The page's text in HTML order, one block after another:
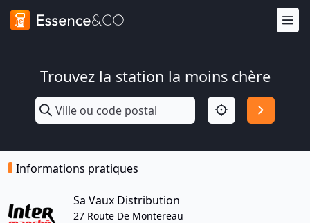
Trouvez la station la moins chère
Informations pratiques
Sa Vaux Distribution
27 Route De Montereau